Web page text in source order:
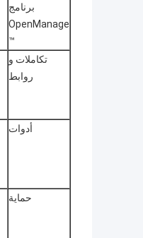
برنامج
OpenManage
™
تكاملات و
روابط
أدوات
حماية